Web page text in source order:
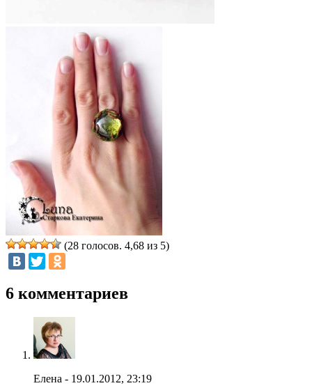
(28 голосов. 4,68 из 5)
6 комментариев
Елена - 19.01.2012, 23:19